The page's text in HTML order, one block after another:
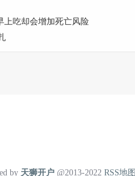
上吃却会增加死亡风险
by 天狮开户 @2013-2022 RSS地图